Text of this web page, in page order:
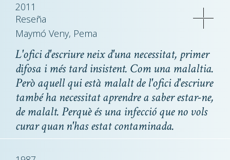
2011
Reseña
Maymó Veny, Pema
L'ofici d'escriure neix d'una necessitat, primer
difosa i més tard insistent. Com una malaltia.
Però aquell qui està malalt de l'ofici d'escriure
també ha necessitat aprendre a saber estar-ne,
de malalt. Perquè és una infecció que no vols
curar quan n'has estat contaminada.